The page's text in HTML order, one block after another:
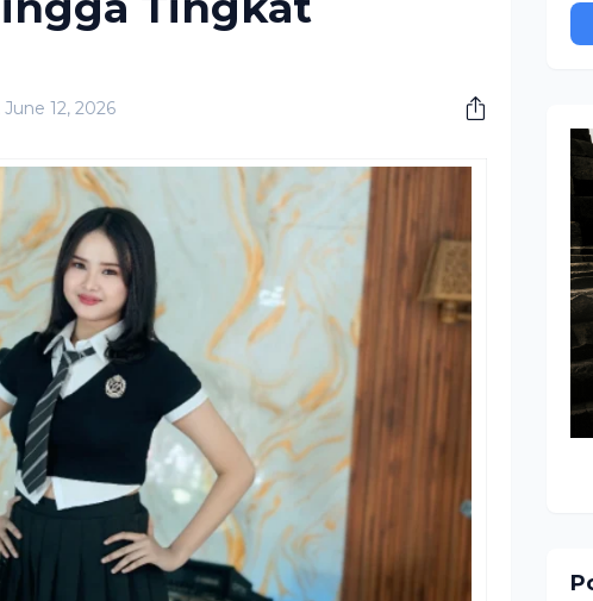
June 12, 2026